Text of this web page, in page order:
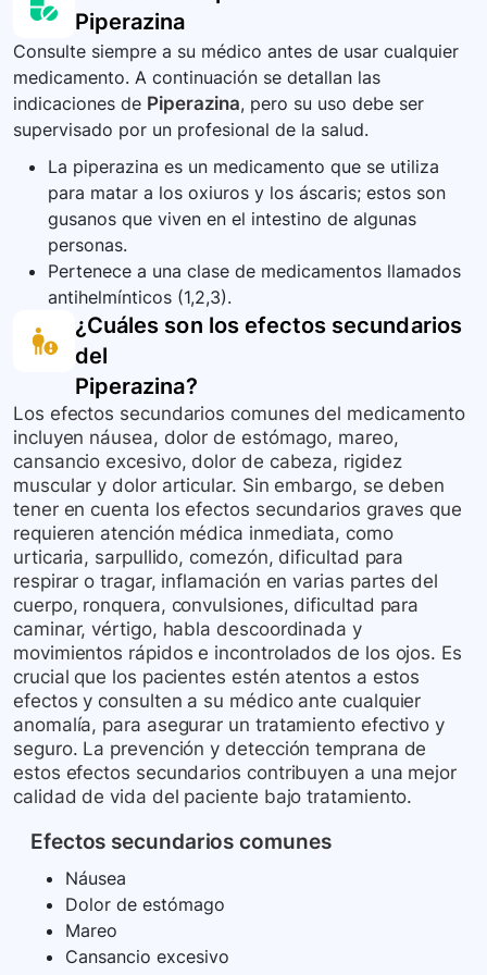
tomando. No hay datos complementarios de
relevancia en el contexto colombiano
mencionado en la información proporcionada.
Piperazina
Consulte siempre a su médico antes de usar cualquier
medicamento. A continuación se detallan las
indicaciones de Piperazina, pero su uso debe ser
supervisado por un profesional de la salud.
La piperazina es un medicamento que se utiliza
para matar a los oxiuros y los áscaris; estos son
gusanos que viven en el intestino de algunas
personas.
Pertenece a una clase de medicamentos llamados
antihelmínticos (1,2,3).
¿Cuáles son los efectos secundarios
del
Piperazina?
Los efectos secundarios comunes del medicamento
incluyen náusea, dolor de estómago, mareo,
cansancio excesivo, dolor de cabeza, rigidez
muscular y dolor articular. Sin embargo, se deben
tener en cuenta los efectos secundarios graves que
requieren atención médica inmediata, como
urticaria, sarpullido, comezón, dificultad para
respirar o tragar, inflamación en varias partes del
cuerpo, ronquera, convulsiones, dificultad para
caminar, vértigo, habla descoordinada y
movimientos rápidos e incontrolados de los ojos. Es
crucial que los pacientes estén atentos a estos
efectos y consulten a su médico ante cualquier
anomalía, para asegurar un tratamiento efectivo y
seguro. La prevención y detección temprana de
estos efectos secundarios contribuyen a una mejor
calidad de vida del paciente bajo tratamiento.
Efectos secundarios comunes
Náusea
Dolor de estómago
Mareo
Cansancio excesivo